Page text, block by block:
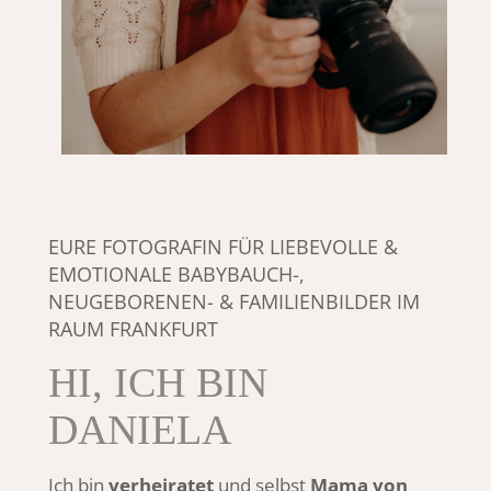
EURE FOTOGRAFIN FÜR LIEBEVOLLE &
EMOTIONALE BABYBAUCH-,
NEUGEBORENEN- & FAMILIENBILDER IM
RAUM FRANKFURT
HI, ICH BIN
DANIELA
Ich bin verheiratet und selbst Mama von